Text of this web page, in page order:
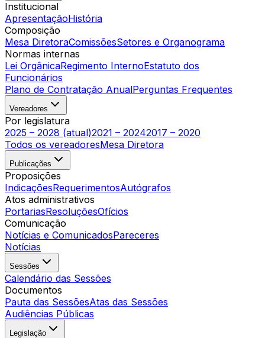
Institucional
ApresentaçãoHistória
Composição
Mesa DiretoraComissõesSetores e Organograma
Normas internas
Lei OrgânicaRegimento InternoEstatuto dos
Funcionários
Plano de Contratação AnualPerguntas Frequentes
Vereadores
Por legislatura
2025 – 2028 (atual)2021 – 20242017 – 2020
Todos os vereadoresMesa Diretora
Publicações
Proposições
IndicaçõesRequerimentosAutógrafos
Atos administrativos
PortariasResoluçõesOfícios
Comunicação
Notícias e ComunicadosPareceres
Notícias
Sessões
Calendário das Sessões
Documentos
Pauta das SessõesAtas das Sessões
Audiências Públicas
Legislação